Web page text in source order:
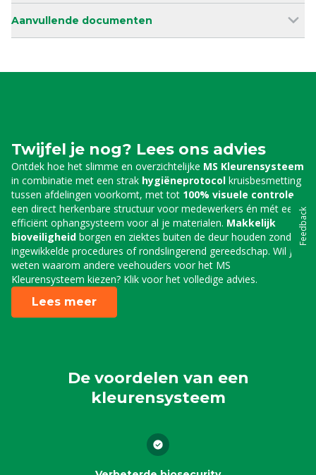
Aanvullende documenten
Twijfel je nog? Lees ons advies
Ontdek hoe het slimme en overzichtelijke MS Kleurensysteem
in combinatie met een strak hygiëneprotocol kruisbesmetting
tussen afdelingen voorkomt, met tot 100% visuele controle
een direct herkenbare structuur voor medewerkers én mét een
efficiënt ophangsysteem voor al je materialen. Makkelijk
bioveiligheid borgen en ziektes buiten de deur houden zonder
ingewikkelde procedures of rondslingerend gereedschap. Wil je
weten waarom andere veehouders voor het MS
Kleurensysteem kiezen? Klik voor het volledige advies.
Lees meer
De voordelen van een
kleurensysteem
Feedback